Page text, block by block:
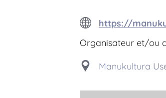
https://
Organisateur et/ou
Manukultura